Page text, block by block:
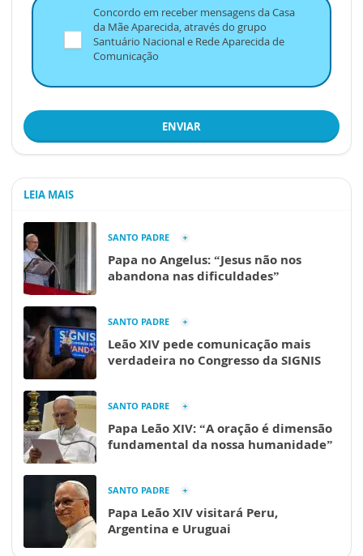
Concordo em receber mensagens da Casa
da Mãe Aparecida, através do grupo
Santuário Nacional e Rede Aparecida de
Comunicação
ENVIAR
LEIA MAIS
SANTO PADRE
Papa no Angelus: “Jesus não nos
abandona nas dificuldades”
SANTO PADRE
Leão XIV pede comunicação mais
verdadeira no Congresso da SIGNIS
SANTO PADRE
Papa Leão XIV: “A oração é dimensão
fundamental da nossa humanidade”
SANTO PADRE
Papa Leão XIV visitará Peru,
Argentina e Uruguai